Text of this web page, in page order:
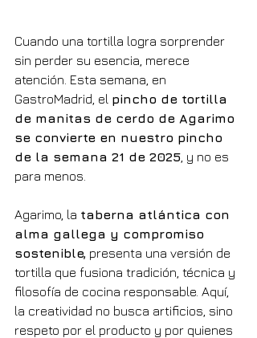
Cuando una tortilla logra sorprender
sin perder su esencia, merece
atención. Esta semana, en
GastroMadrid, el pincho de tortilla
de manitas de cerdo de Agarimo
se convierte en nuestro pincho
de la semana 21 de 2025 , y no es
para menos.
Agarimo, la taberna atlántica con
alma gallega y compromiso
sostenible, presenta una versión de
tortilla que fusiona tradición, técnica y
filosofía de cocina responsable. Aquí,
la creatividad no busca artificios, sino
respeto por el producto y por quienes